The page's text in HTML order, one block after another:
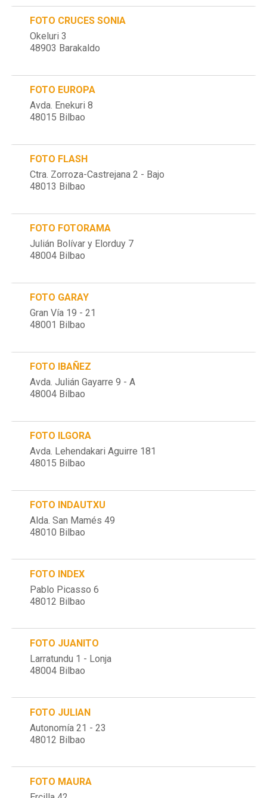
FOTO CRUCES SONIA
Okeluri 3
48903 Barakaldo
FOTO EUROPA
Avda. Enekuri 8
48015 Bilbao
FOTO FLASH
Ctra. Zorroza-Castrejana 2 - Bajo
48013 Bilbao
FOTO FOTORAMA
Julián Bolívar y Elorduy 7
48004 Bilbao
FOTO GARAY
Gran Vía 19 - 21
48001 Bilbao
FOTO IBAÑEZ
Avda. Julián Gayarre 9 - A
48004 Bilbao
FOTO ILGORA
Avda. Lehendakari Aguirre 181
48015 Bilbao
FOTO INDAUTXU
Alda. San Mamés 49
48010 Bilbao
FOTO INDEX
Pablo Picasso 6
48012 Bilbao
FOTO JUANITO
Larratundu 1 - Lonja
48004 Bilbao
FOTO JULIAN
Autonomía 21 - 23
48012 Bilbao
FOTO MAURA